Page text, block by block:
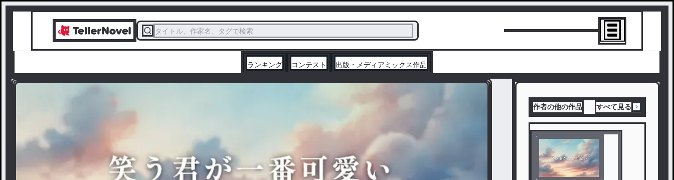
タイトル、作家名、タグで検索
ランキング コンテスト 出版・メディアミックス作品
作者の他の作品 すべて見る